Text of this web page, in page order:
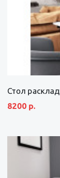
Стол
8200 р.